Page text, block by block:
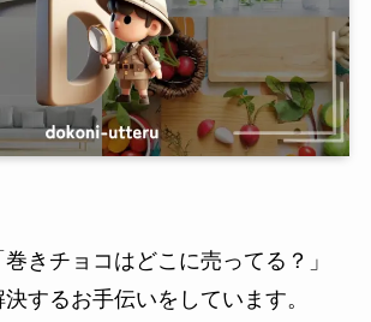
きチョコはどこに売ってる？」
するお手伝いをしています。